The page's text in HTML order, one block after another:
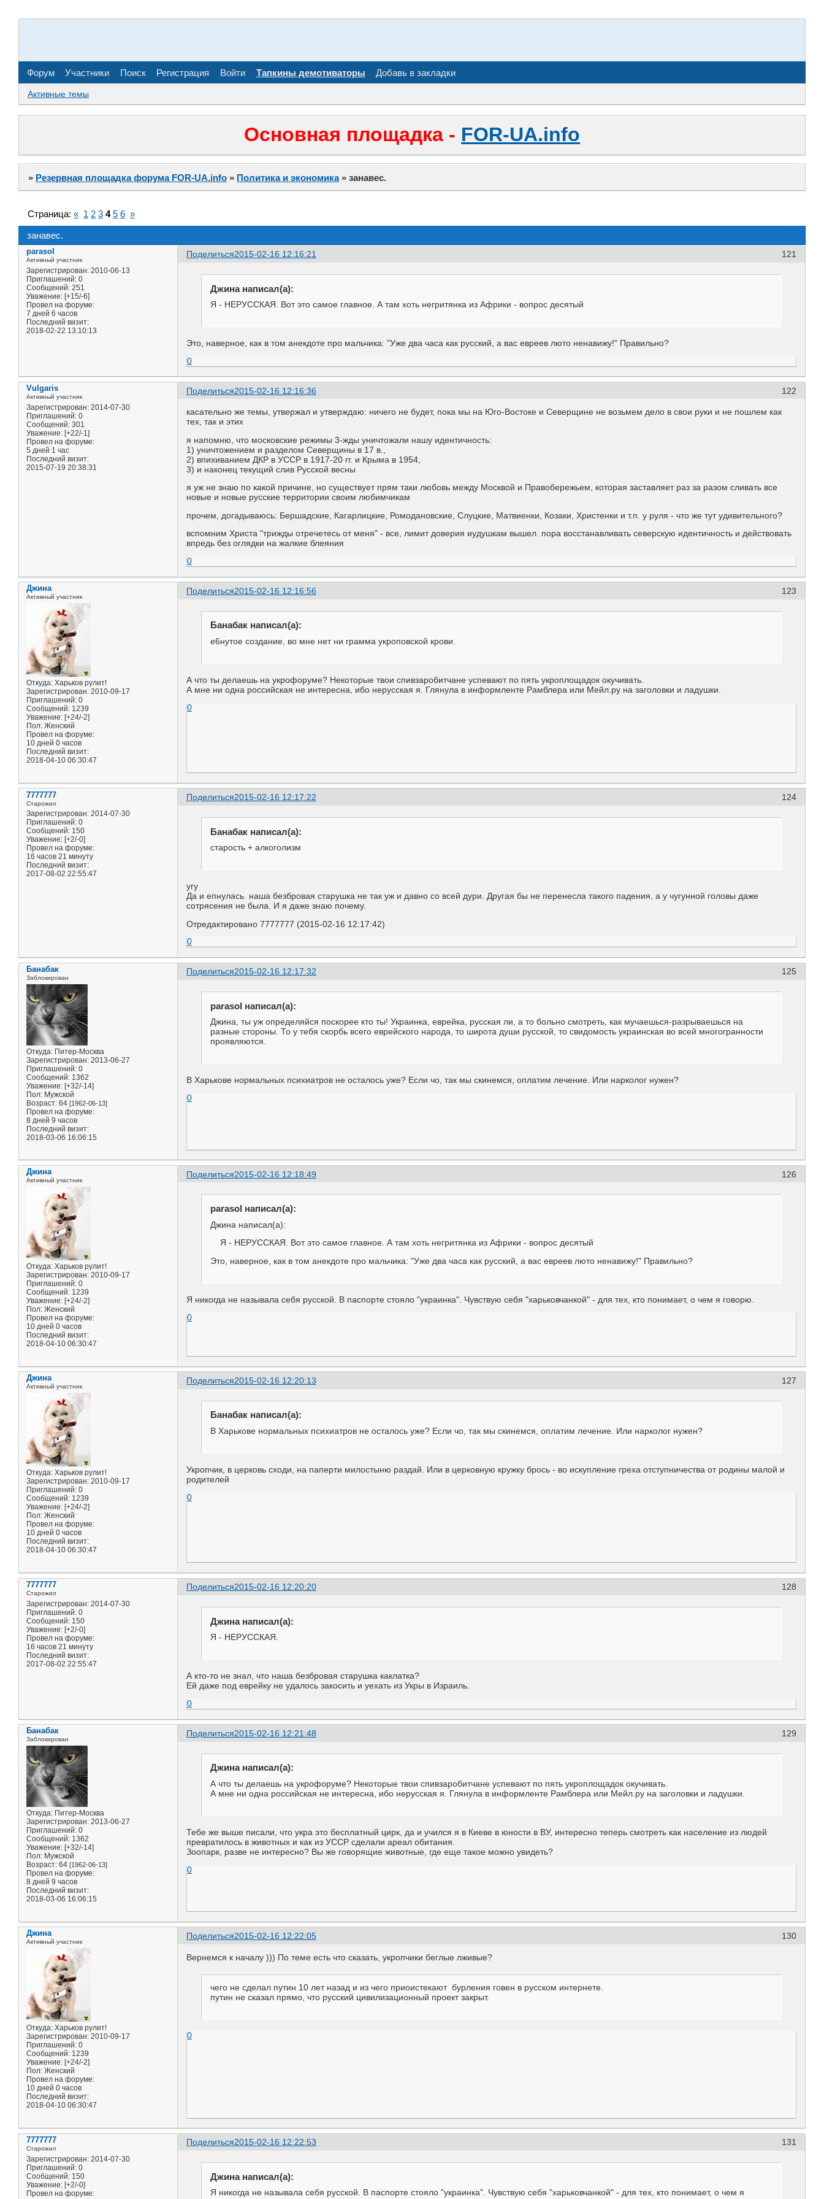
Форум Участники Поиск Регистрация Войти Тапкины демотиваторы Добавь в закладки
Активные темы
Основная площадка - FOR-UA.info
» Резервная площадка форума FOR-UA.info » Политика и экономика » занавес.
занавес.
Страница: « 1 2 3 4 5 6 »
Поделиться 121
2015-02-16 12:16:21
parasol
Активный участник
Зарегистрирован: 2010-06-13
Приглашений: 0
Сообщений: 251
Уважение: [+15/-6]
Провел на форуме:
7 дней 6 часов
Последний визит:
2018-02-22 13:10:13
Джина написал(а):
Я - НЕРУССКАЯ. Вот это самое главное. А там хоть негритянка из Африки - вопрос десятый
Это, наверное, как в том анекдоте про мальчика: "Уже два часа как русский, а вас евреев люто ненавижу!" Правильно?
0
Поделиться 122
2015-02-16 12:16:36
Vulgaris
Активный участник
Зарегистрирован: 2014-07-30
Приглашений: 0
Сообщений: 301
Уважение: [+22/-1]
Провел на форуме:
5 дней 1 час
Последний визит:
2015-07-19 20:38:31
касательно же темы, утвержал и утверждаю: ничего не будет, пока мы на Юго-Востоке и Северщине не возьмем дело в свои руки и не пошлем как
тех, так и этих
я напомню, что московские режимы 3-жды уничтожали нашу идентичность:
1) уничтожением и разделом Северщины в 17 в.,
2) впихиванием ДКР в УССР в 1917-20 гг. и Крыма в 1954,
3) и наконец текущий слив Русской весны
я уж не знаю по какой причине, но существует прям таки любовь между Москвой и Правобережьем, которая заставляет раз за разом сливать все
новые и новые русские территории своим любимчикам
прочем, догадываюсь: Бершадские, Кагарлицкие, Ромодановские, Слуцкие, Матвиенки, Козаки, Христенки и т.п. у руля - что же тут удивительного?
вспомним Христа "трижды отречетесь от меня" - все, лимит доверия иудушкам вышел. пора восстанавливать северскую идентичность и действовать
впредь без оглядки на жалкие блеяния
0
Поделиться 123
2015-02-16 12:16:56
Джина
Активный участник
Откуда: Харьков рулит!
Зарегистрирован: 2010-09-17
Приглашений: 0
Сообщений: 1239
Уважение: [+24/-2]
Пол: Женский
Провел на форуме:
10 дней 0 часов
Последний визит:
2018-04-10 06:30:47
Банабак написал(а):
е6нутое создание, во мне нет ни грамма укроповской крови.
А что ты делаешь на укрофоруме? Некоторые твои спивзаробитчане успевают по пять укроплощадок окучивать.
А мне ни одна российская не интересна, ибо нерусская я. Глянула в информленте Рамблера или Мейл.ру на заголовки и ладушки.
0
Поделиться 124
2015-02-16 12:17:22
7777777
Старожил
Зарегистрирован: 2014-07-30
Приглашений: 0
Сообщений: 150
Уважение: [+2/-0]
Провел на форуме:
16 часов 21 минуту
Последний визит:
2017-08-02 22:55:47
Банабак написал(а):
старость + алкоголизм
угу
Да и епнулась наша безбровая старушка не так уж и давно со всей дури. Другая бы не перенесла такого падения, а у чугунной головы даже
сотрясения не была. И я даже знаю почему.
Отредактировано 7777777 (2015-02-16 12:17:42)
0
Поделиться 125
2015-02-16 12:17:32
Банабак
Заблокирован
Откуда: Питер-Москва
Зарегистрирован: 2013-06-27
Приглашений: 0
Сообщений: 1362
Уважение: [+32/-14]
Пол: Мужской
Возраст: 64[1962-06-13]
Провел на форуме:
8 дней 9 часов
Последний визит:
2018-03-06 16:06:15
parasol написал(а):
Джина, ты уж определяйся поскорее кто ты! Украинка, еврейка, русская ли, а то больно смотреть, как мучаешься-разрываешься на
разные стороны. То у тебя скорбь всего еврейского народа, то широта души русской, то свидомость украинская во всей многогранности
проявляются.
В Харькове нормальных психиатров не осталось уже? Если чо, так мы скинемся, оплатим лечение. Или нарколог нужен?
0
Поделиться 126
2015-02-16 12:18:49
Джина
Активный участник
Откуда: Харьков рулит!
Зарегистрирован: 2010-09-17
Приглашений: 0
Сообщений: 1239
Уважение: [+24/-2]
Пол: Женский
Провел на форуме:
10 дней 0 часов
Последний визит:
2018-04-10 06:30:47
parasol написал(а):
Джина написал(а):
Я - НЕРУССКАЯ. Вот это самое главное. А там хоть негритянка из Африки - вопрос десятый
Это, наверное, как в том анекдоте про мальчика: "Уже два часа как русский, а вас евреев люто ненавижу!" Правильно?
Я никогда не называла себя русской. В паспорте стояло "украинка". Чувствую себя "харьковчанкой" - для тех, кто понимает, о чем я говорю.
0
Поделиться 127
2015-02-16 12:20:13
Джина
Активный участник
Откуда: Харьков рулит!
Зарегистрирован: 2010-09-17
Приглашений: 0
Сообщений: 1239
Уважение: [+24/-2]
Пол: Женский
Провел на форуме:
10 дней 0 часов
Последний визит:
2018-04-10 06:30:47
Банабак написал(а):
В Харькове нормальных психиатров не осталось уже? Если чо, так мы скинемся, оплатим лечение. Или нарколог нужен?
Укропчик, в церковь сходи, на паперти милостыню раздай. Или в церковную кружку брось - во искупление греха отступничества от родины малой и
родителей
0
Поделиться 128
2015-02-16 12:20:20
7777777
Старожил
Зарегистрирован: 2014-07-30
Приглашений: 0
Сообщений: 150
Уважение: [+2/-0]
Провел на форуме:
16 часов 21 минуту
Последний визит:
2017-08-02 22:55:47
Джина написал(а):
Я - НЕРУССКАЯ.
А кто-то не знал, что наша безбровая старушка каклатка?
Ей даже под еврейку не удалось закосить и уехать из Укры в Израиль.
0
Поделиться 129
2015-02-16 12:21:48
Банабак
Заблокирован
Откуда: Питер-Москва
Зарегистрирован: 2013-06-27
Приглашений: 0
Сообщений: 1362
Уважение: [+32/-14]
Пол: Мужской
Возраст: 64[1962-06-13]
Провел на форуме:
8 дней 9 часов
Последний визит:
2018-03-06 16:06:15
Джина написал(а):
А что ты делаешь на укрофоруме? Некоторые твои спивзаробитчане успевают по пять укроплощадок окучивать.
А мне ни одна российская не интересна, ибо нерусская я. Глянула в информленте Рамблера или Мейл.ру на заголовки и ладушки.
Тебе же выше писали, что укра это бесплатный цирк, да и учился я в Киеве в юности в ВУ, интересно теперь смотреть как население из людей
превратилось в животных и как из УССР сделали ареал обитания.
Зоопарк, разве не интересно? Вы же говорящие животные, где еще такое можно увидеть?
0
Поделиться 130
2015-02-16 12:22:05
Джина
Активный участник
Откуда: Харьков рулит!
Зарегистрирован: 2010-09-17
Приглашений: 0
Сообщений: 1239
Уважение: [+24/-2]
Пол: Женский
Провел на форуме:
10 дней 0 часов
Последний визит:
2018-04-10 06:30:47
Вернемся к началу ))) По теме есть что сказать, укропчики беглые лживые?
чего не сделал путин 10 лет назад и из чего приоистекают бурления говен в русском интернете.
путин не сказал прямо, что русский цивилизационный проект закрыт.
0
Поделиться 131
2015-02-16 12:22:53
7777777
Старожил
Зарегистрирован: 2014-07-30
Приглашений: 0
Сообщений: 150
Уважение: [+2/-0]
Провел на форуме:
Джина написал(а):
Я никогда не называла себя русской. В паспорте стояло "украинка". Чувствую себя "харьковчанкой" - для тех, кто понимает, о чем я